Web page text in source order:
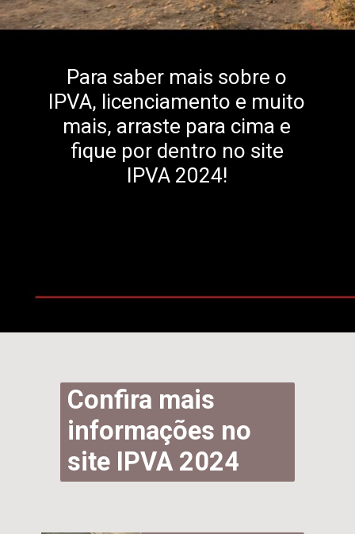
Para saber mais sobre o
IPVA, licenciamento e muito
mais, arraste para cima e
fique por dentro no site
IPVA 2024!
Confira mais
informações no
site IPVA 2024